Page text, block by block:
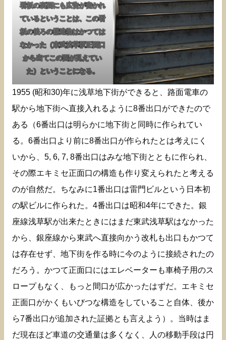
看板の裏面にも広告が書かれ
ているということは、この看
板の後ろの構造物はかつては
なかった（東武浅草駅正面口
から出てこの面が見えてい
た）ということになる。
1955 (昭和30)年に浅草地下街ができると、路面電車の
駅から地下街へ直接入れるように8番出口ができたので
ある（6番出口は明らかに地下街と同時に作られてい
る。6番出口より前に8番出口が作られたとは考えにく
いから、5, 6, 7, 8番出口はみな地下街とともに作られ、
その際エキミセ正面口の構造も作り変えられたと考える
のが自然だ。ちなみに1番出口は雷門ビルという日本初
の駅ビルに作られた。4番出口は昭和4年にできた。銀
座線浅草駅が出来たときにはまだ東武浅草駅はなかった
から、銀座線から東武へ直接向かう改札も出口もかつて
は存在せず、地下街を作る時に今のように接続されたの
だろう。かつて正面口にはエレベーターも車椅子用のス
ロープもなく、もっと間口が広かったはずだ。エキミセ
正面口がかくもいびつな構造をしていること自体、後か
ら7番出口が追加された証拠とも言えよう）。当時はま
だ現在ほど車道の交通量は多くなく、人の移動手段は円